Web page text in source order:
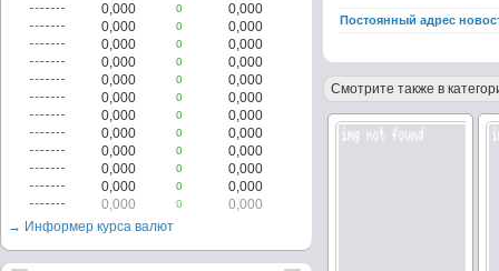
Постоянный адрес
Смотрите также в
0,000
0
0,000
0,000
0
0,000
0,000
0
0,000
0,000
0
0,000
0,000
0
0,000
0,000
0
0,000
0,000
0
0,000
0,000
0
0,000
0,000
0
0,000
0,000
0
0,000
0,000
0
0,000
0,000
0
0,000
→ Информер курса валют